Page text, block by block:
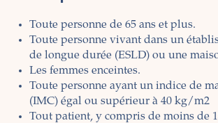
Toute personne de 65 ans et plus.
Toute personne vivant dans un
de longue durée (ESLD) ou une
Les femmes enceintes.
Toute personne ayant un indice de
(IMC) égal ou supérieur à 40 kg/m2
Tout patient, y compris de moins de